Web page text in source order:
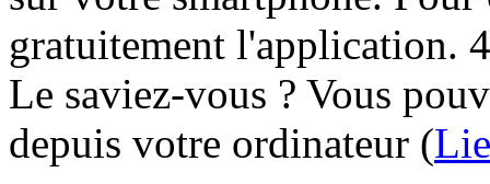
gratuitement l'application.
Le saviez-vous ? Vous
depuis votre ordinateur (